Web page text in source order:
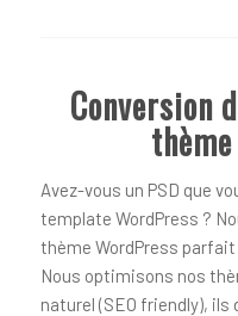
Conversion
Avez-vous un PSD que
template WordPress ?
thème WordPress
Nous optimisons nos
naturel (SEO friendly),